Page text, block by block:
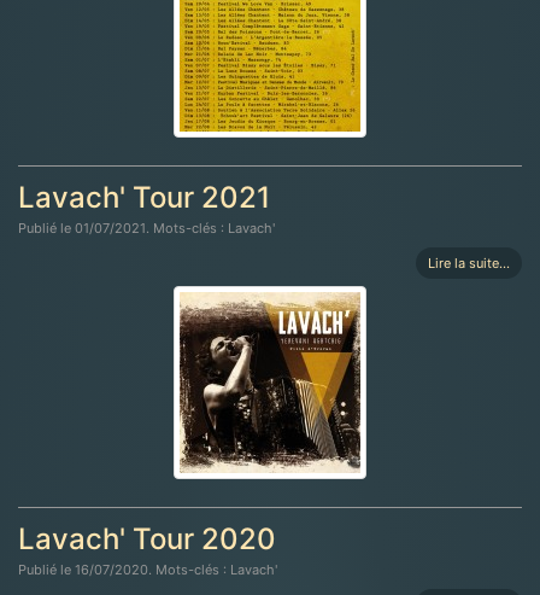
Lavach' Tour 2021
Publié le 01/07/2021. Mots-clés : Lavach'
Lire la suite...
Lavach' Tour 2020
Publié le 16/07/2020. Mots-clés : Lavach'